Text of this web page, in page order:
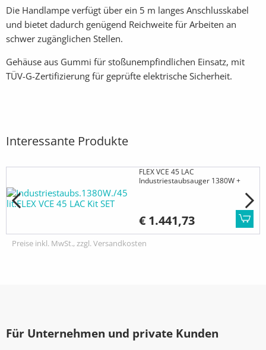
Die Handlampe verfügt über ein 5 m langes Anschlusskabel
und bietet dadurch genügend Reichweite für Arbeiten an
schwer zugänglichen Stellen.
Gehäuse aus Gummi für stoßunempfindlichen Einsatz, mit
TÜV-G-Zertifizierung für geprüfte elektrische Sicherheit.
Interessante Produkte
FLEX VCE 45 LAC
Industriestaubsauger 1380W +
€ 1.441,73
Preise inkl. MwSt., zzgl. Versandkosten
Für Unternehmen und private Kunden